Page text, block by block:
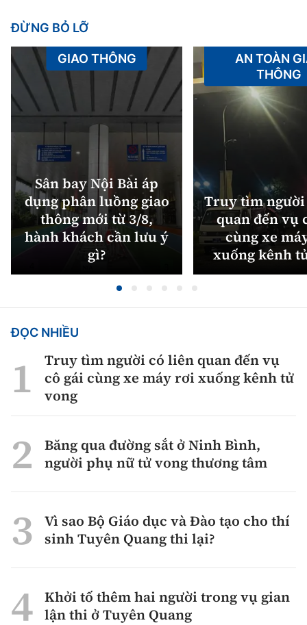
ĐỪNG BỎ LỠ
Sân bay Nội Bài áp
dụng phân luồng giao
thông mới từ 3/8,
hành khách cần lưu ý
gì?
GIAO THÔNG
Truy tìm
quan đến vụ
cùng xe
xuống kênh
AN TOÀN
THÔNG
ĐỌC NHIỀU
Truy tìm người có liên quan đến vụ
cô gái cùng xe máy rơi xuống kênh tử
vong
Băng qua đường sắt ở Ninh Bình,
người phụ nữ tử vong thương tâm
Vì sao Bộ Giáo dục và Đào tạo cho thí
sinh Tuyên Quang thi lại?
Khởi tố thêm hai người trong vụ gian
lận thi ở Tuyên Quang